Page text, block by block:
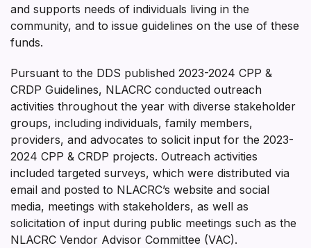
and supports needs of individuals living in the
community, and to issue guidelines on the use of these
funds.
Pursuant to the DDS published 2023-2024 CPP &
CRDP Guidelines, NLACRC conducted outreach
activities throughout the year with diverse stakeholder
groups, including individuals, family members,
providers, and advocates to solicit input for the 2023-
2024 CPP & CRDP projects. Outreach activities
included targeted surveys, which were distributed via
email and posted to NLACRC’s website and social
media, meetings with stakeholders, as well as
solicitation of input during public meetings such as the
NLACRC Vendor Advisor Committee (VAC).